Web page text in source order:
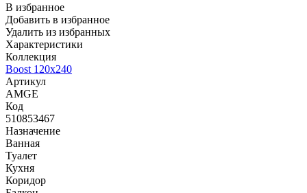
В избранное
Добавить в избранное
Удалить из избранных
Характеристики
Коллекция
Boost 120x240
Артикул
AMGE
Код
510853467
Назначение
Ванная
Туалет
Кухня
Коридор